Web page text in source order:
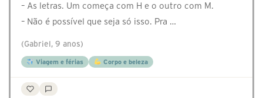
– As letras. Um começa com H e o outro com M.
– Não é possível que seja só isso. Pra …
(Gabriel, 9 anos)
Viagem e férias Corpo e beleza